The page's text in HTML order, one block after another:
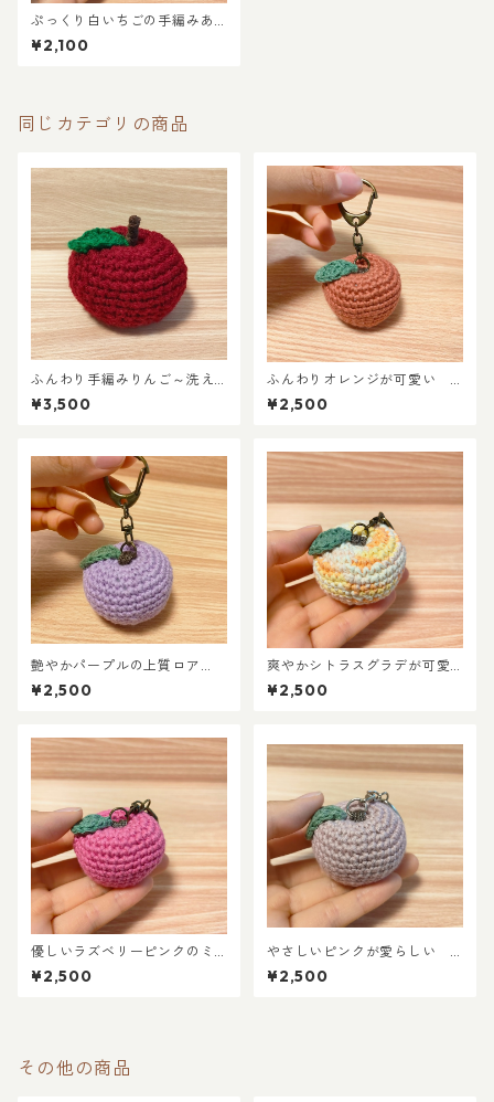
ぷっくり白いちごの手編みあ
みぐるみ
¥2,100
同じカテゴリの商品
ふんわり手編みりんご～洗え
るインテリア雑貨～《茉ごこ
ろシンボル》
¥3,500
ふんわりオレンジが可愛い
上質UVコットンの手編みりん
ごキーホルダー（くすみカラ
¥2,500
艶やかパープルの上質ロア
ン 手編みミニりんごキーホ
ルダー
¥2,500
爽やかシトラスグラデが可愛
い リサイクルコットンの手
編みりんごキーホルダー
¥2,500
優しいラズベリーピンクのミ
ニりんごキーホルダー（エコ
素材使用）
¥2,500
やさしいピンクが愛らしい
上質UVコットンのミニりんご
キーホルダー
¥2,500
その他の商品